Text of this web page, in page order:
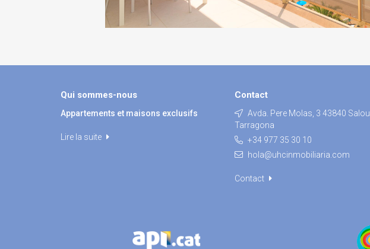
Qui sommes-nous
Appartements et maisons exclusifs
Lire la suite
Contact
Avda. Pere Molas, 3 43840 Salou,
Tarragona
+34 977 35 30 10
hola@uhcinmobiliaria.com
Contact